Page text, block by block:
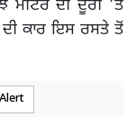
ਦੀ ਦੂਰੀ ’ਤੇ
ਦੀ ਕਾਰ ਇਸ ਰਸਤੇ ਤੋਂ